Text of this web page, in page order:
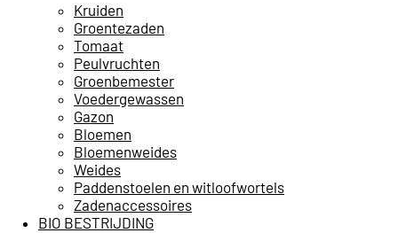
Kruiden
Groentezaden
Tomaat
Peulvruchten
Groenbemester
Voedergewassen
Gazon
Bloemen
Bloemenweides
Weides
Paddenstoelen en witloofwortels
Zadenaccessoires
BIO BESTRIJDING